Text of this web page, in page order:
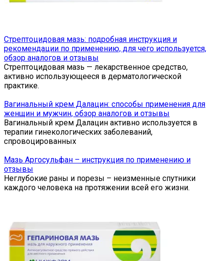
Стрептоцидовая мазь: подробная инструкция и
рекомендации по применению, для чего используется,
обзор аналогов и отзывы
Стрептоцидовая мазь — лекарственное средство,
активно использующееся в дерматологической
практике.
Вагинальный крем Далацин: способы применения для
женщин и мужчин, обзор аналогов и отзывы
Вагинальный крем Далацин активно используется в
терапии гинекологических заболеваний,
спровоцированных
Мазь Аргосульфан – инструкция по применению и
отзывы
Неглубокие раны и порезы – неизменные спутники
каждого человека на протяжении всей его жизни.